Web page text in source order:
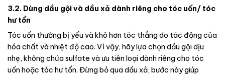
3.2. Dùng dầu gội và dầu xả dành riêng cho tóc uốn/ tóc
hư tổn
Tóc uốn thường bị yếu và khô hơn tóc thẳng do tác động của
hóa chất và nhiệt độ cao. Vì vậy, hãy lựa chọn dầu gội dịu
nhẹ, không chứa sulfate và ưu tiên loại dành riêng cho tóc
uốn hoặc tóc hư tổn. Đừng bỏ qua dầu xả, bước này giúp